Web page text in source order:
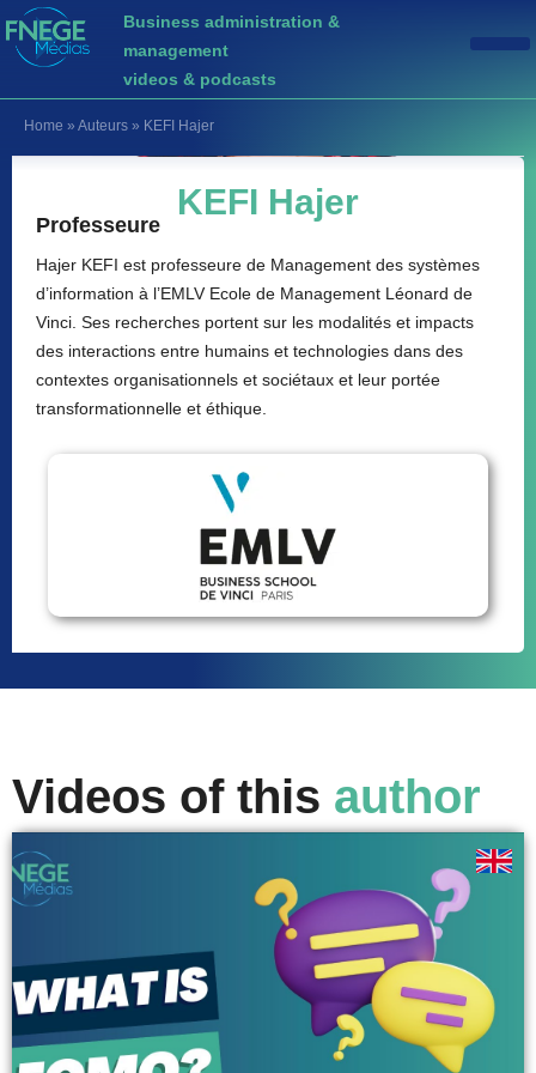
Business administration &
management
videos & podcasts
Home » Auteurs » KEFI Hajer
KEFI Hajer
Professeure
Hajer KEFI est professeure de Management des systèmes
d’information à l’EMLV Ecole de Management Léonard de
Vinci. Ses recherches portent sur les modalités et impacts
des interactions entre humains et technologies dans des
contextes organisationnels et sociétaux et leur portée
transformationnelle et éthique.
Videos of this author